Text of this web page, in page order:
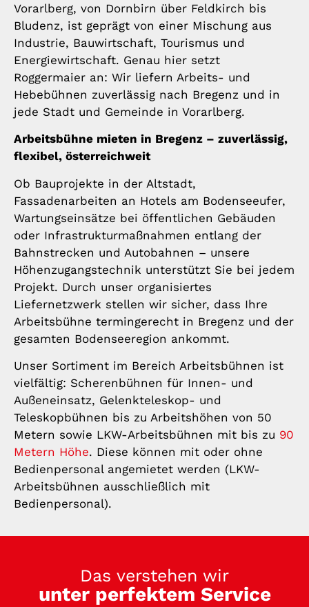
Vorarlberg, von Dornbirn über Feldkirch bis
Bludenz, ist geprägt von einer Mischung aus
Industrie, Bauwirtschaft, Tourismus und
Energiewirtschaft. Genau hier setzt
Roggermaier an: Wir liefern Arbeits- und
Hebebühnen zuverlässig nach Bregenz und in
jede Stadt und Gemeinde in Vorarlberg.
Arbeitsbühne mieten in Bregenz – zuverlässig,
flexibel, österreichweit
Ob Bauprojekte in der Altstadt,
Fassadenarbeiten an Hotels am Bodenseeufer,
Wartungseinsätze bei öffentlichen Gebäuden
oder Infrastrukturmaßnahmen entlang der
Bahnstrecken und Autobahnen – unsere
Höhenzugangstechnik unterstützt Sie bei jedem
Projekt. Durch unser organisiertes
Liefernetzwerk stellen wir sicher, dass Ihre
Arbeitsbühne termingerecht in Bregenz und der
gesamten Bodenseeregion ankommt.
Unser Sortiment im Bereich Arbeitsbühnen ist
vielfältig: Scherenbühnen für Innen- und
Außeneinsatz, Gelenkteleskop- und
Teleskopbühnen bis zu Arbeitshöhen von 50
Metern sowie LKW-Arbeitsbühnen mit bis zu 90
Metern Höhe. Diese können mit oder ohne
Bedienpersonal angemietet werden (LKW-
Arbeitsbühnen ausschließlich mit
Bedienpersonal).
Das verstehen wir
unter perfektem Service